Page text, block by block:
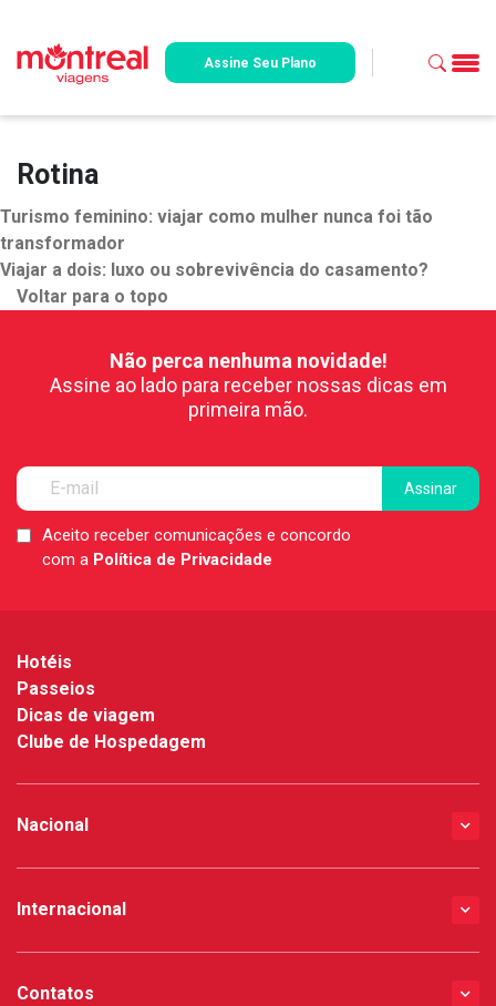
Assine Seu Plano
Rotina
Turismo feminino: viajar como mulher nunca foi tão
transformador
Viajar a dois: luxo ou sobrevivência do casamento?
Voltar para o topo
Não perca nenhuma novidade!
Assine ao lado para receber nossas dicas em
primeira mão.
LGPDAceito receber comunicações e concordo
com a Política de Privacidade
Hotéis
Passeios
Dicas de viagem
Clube de Hospedagem
Nacional
Internacional
Contatos